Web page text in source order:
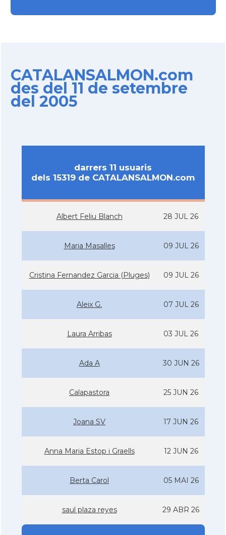
CATALANSALMON.com
des del 11 de setembre
del 2005
darrers 11 usuaris
dels 15319 de CATALANSALMON.com
Albert Feliu Blanch 28 JUL 26
Maria Masalles 09 JUL 26
Cristina Fernandez Garcia (Pluges) 09 JUL 26
Aleix G. 07 JUL 26
Laura Arribas 03 JUL 26
Ada A 30 JUN 26
Calapastora 25 JUN 26
Joana SV 17 JUN 26
Anna Maria Estop i Graells 12 JUN 26
Berta Carol 05 MAI 26
saul plaza reyes 29 ABR 26